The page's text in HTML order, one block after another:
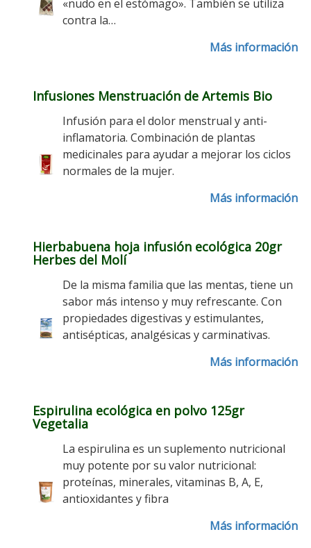
«nudo en el estómago». También se utiliza
contra la…
Más información
Infusiones Menstruación de Artemis Bio
Infusión para el dolor menstrual y anti-
inflamatoria. Combinación de plantas
medicinales para ayudar a mejorar los ciclos
normales de la mujer.
Más información
Hierbabuena hoja infusión ecológica 20gr
Herbes del Molí
De la misma familia que las mentas, tiene un
sabor más intenso y muy refrescante. Con
propiedades digestivas y estimulantes,
antisépticas, analgésicas y carminativas.
Más información
Espirulina ecológica en polvo 125gr
Vegetalia
La espirulina es un suplemento nutricional
muy potente por su valor nutricional:
proteínas, minerales, vitaminas B, A, E,
antioxidantes y fibra
Más información